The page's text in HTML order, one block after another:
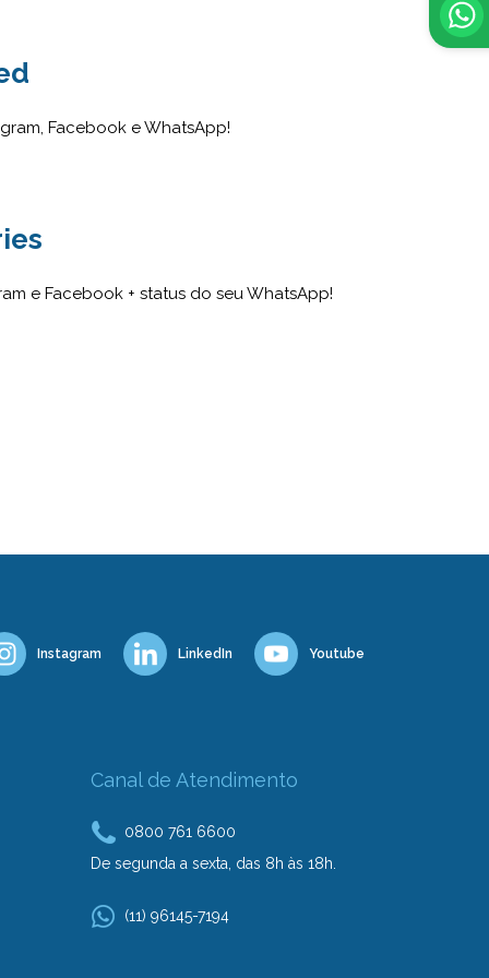
Facebook e WhatsApp!
e Facebook + status do seu WhatsApp!
Instagram LinkedIn Youtube
Canal de Atendimento
0800 761 6600
De segunda a sexta, das 8h às 18h.
(11) 96145-7194